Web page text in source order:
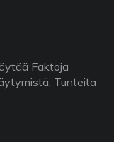
Faktoja
Tunteita